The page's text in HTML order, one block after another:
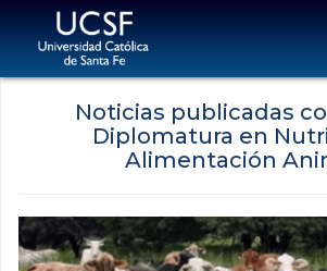
Noticias publicadas
Diplomatura en
Alimentación